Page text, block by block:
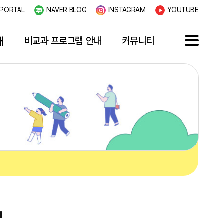
PORTAL NAVER BLOG INSTAGRAM YOUTUBE
비교과 프로그램 안내 커뮤니티